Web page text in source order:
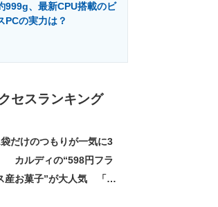
999g、最新CPU搭載のビ
PCの実力は？
セスランキング
袋だけのつもりが一気に3
カルディの“598円フラ
産お菓子”が大人気 「デ